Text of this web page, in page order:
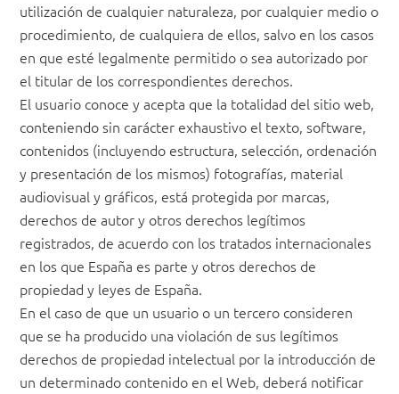
utilización de cualquier naturaleza, por cualquier medio o
procedimiento, de cualquiera de ellos, salvo en los casos
en que esté legalmente permitido o sea autorizado por
el titular de los correspondientes derechos.
El usuario conoce y acepta que la totalidad del sitio web,
conteniendo sin carácter exhaustivo el texto, software,
contenidos (incluyendo estructura, selección, ordenación
y presentación de los mismos) fotografías, material
audiovisual y gráficos, está protegida por marcas,
derechos de autor y otros derechos legítimos
registrados, de acuerdo con los tratados internacionales
en los que España es parte y otros derechos de
propiedad y leyes de España.
En el caso de que un usuario o un tercero consideren
que se ha producido una violación de sus legítimos
derechos de propiedad intelectual por la introducción de
un determinado contenido en el Web, deberá notificar